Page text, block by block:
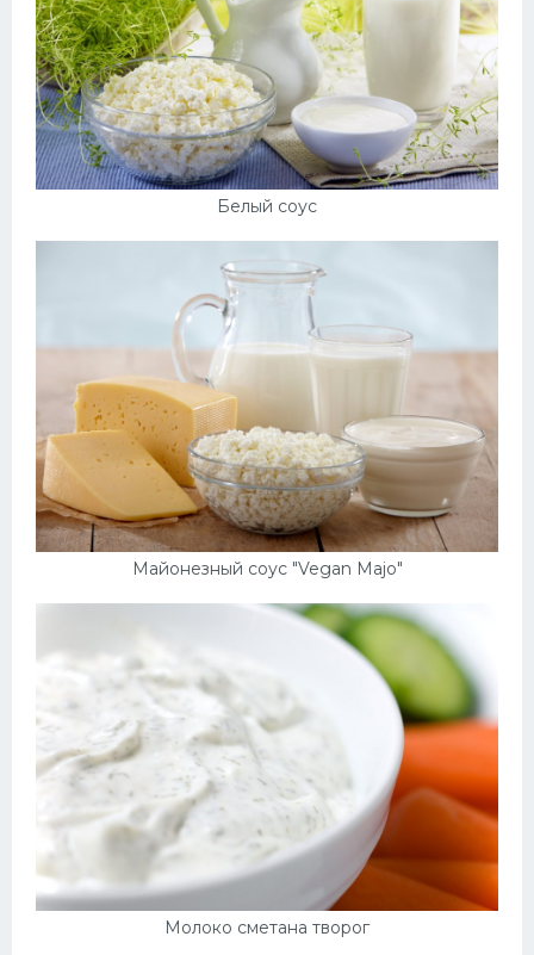
Белый соус
Майонезный соус "Vegan Majo"
Молоко сметана творог